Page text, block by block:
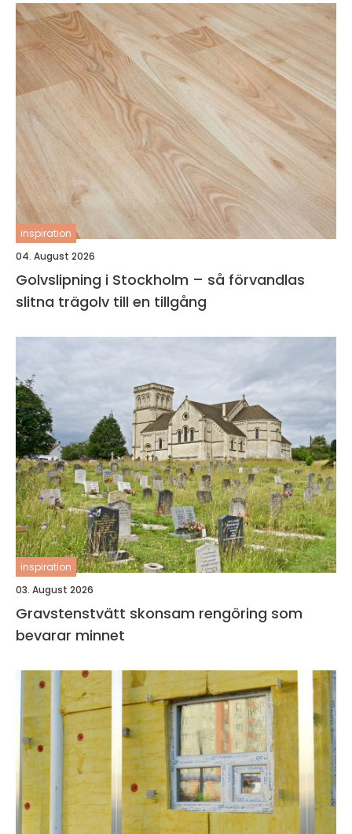
inspiration
04. August 2026
Golvslipning i Stockholm – så förvandlas
slitna trägolv till en tillgång
inspiration
03. August 2026
Gravstenstvätt skonsam rengöring som
bevarar minnet